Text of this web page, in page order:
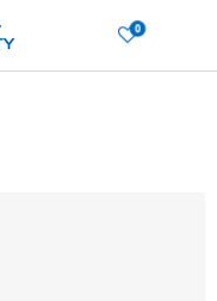
0
u prodavnici po vašem